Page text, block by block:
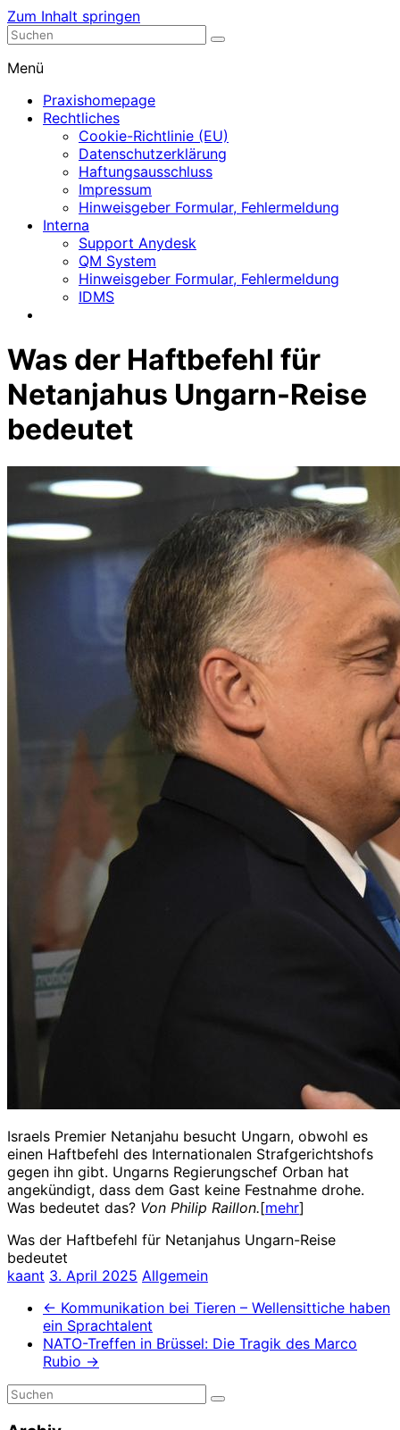
Zum Inhalt springen
Nephrologische Praxis mit Dialyse
Menü
Praxishomepage
Rechtliches
Cookie-Richtlinie (EU)
Datenschutzerklärung
Haftungsausschluss
Impressum
Hinweisgeber Formular, Fehlermeldung
Interna
Support Anydesk
QM System
Hinweisgeber Formular, Fehlermeldung
IDMS
Was der Haftbefehl für
Netanjahus Ungarn-Reise
bedeutet
Israels Premier Netanjahu besucht Ungarn, obwohl es
einen Haftbefehl des Internationalen Strafgerichtshofs
gegen ihn gibt. Ungarns Regierungschef Orban hat
angekündigt, dass dem Gast keine Festnahme drohe.
Was bedeutet das? Von Philip Raillon.[mehr]
Was der Haftbefehl für Netanjahus Ungarn-Reise
bedeutet
kaant 3. April 2025 Allgemein
← Kommunikation bei Tieren – Wellensittiche haben
ein Sprachtalent
NATO-Treffen in Brüssel: Die Tragik des Marco
Rubio →